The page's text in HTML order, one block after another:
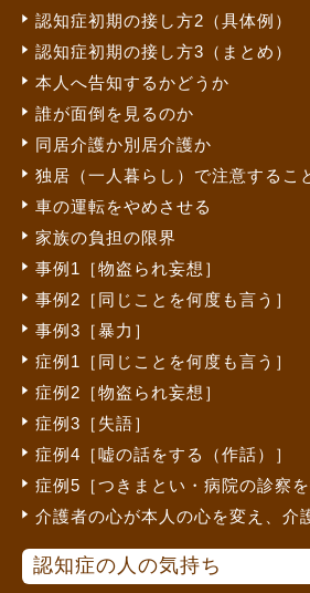
認知症初期の接し方2（具体例）
認知症初期の接し方3（まとめ）
本人へ告知するかどうか
誰が面倒を見るのか
同居介護か別居介護か
独居（一人暮らし）で注意するこ
車の運転をやめさせる
家族の負担の限界
事例1［物盗られ妄想］
事例2［同じことを何度も言う］
事例3［暴力］
症例1［同じことを何度も言う］
症例2［物盗られ妄想］
症例3［失語］
症例4［嘘の話をする（作話）］
症例5［つきまとい・病院の診察を
介護者の心が本人の心を変え、介
認知症の人の気持ち